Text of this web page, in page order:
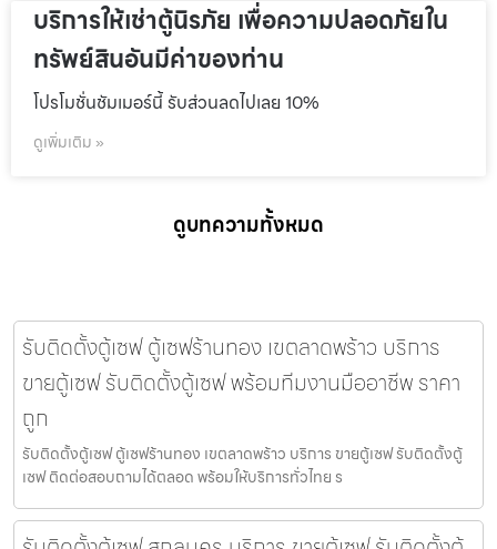
บริการให้เช่าตู้นิรภัย เพื่อความปลอดภัยใน
ทรัพย์สินอันมีค่าของท่าน
โปรโมชั่นชัมเมอร์นี้ รับส่วนลดไปเลย 10%
ดูเพิ่มเติม »
ดูบทความทั้งหมด
รับติดตั้งตู้เซฟ ตู้เซฟร้านทอง เขตลาดพร้าว บริการ
ขายตู้เซฟ รับติดตั้งตู้เซฟ พร้อมทีมงานมืออาชีพ ราคา
ถูก
รับติดตั้งตู้เซฟ ตู้เซฟร้านทอง เขตลาดพร้าว บริการ ขายตู้เซฟ รับติดตั้งตู้
เซฟ ติดต่อสอบถามได้ตลอด พร้อมให้บริการทั่วไทย ร